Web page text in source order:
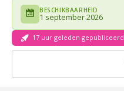
BESCHIKBAARHEID
1 september 2026
17 uur geleden gepubliceerd